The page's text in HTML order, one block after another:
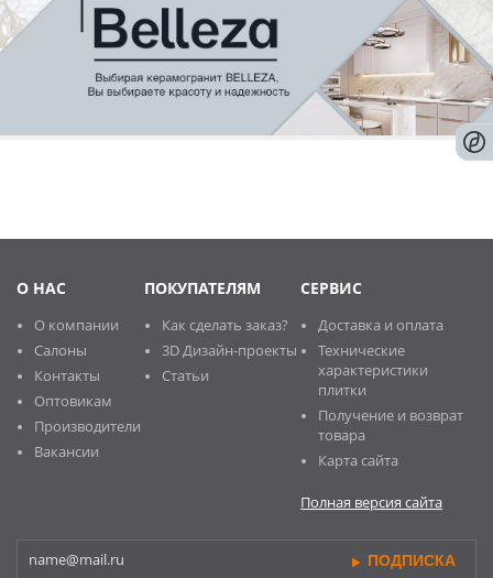
О НАС
О компании
Салоны
Контакты
Оптовикам
Производители
Вакансии
ПОКУПАТЕЛЯМ
Как сделать заказ?
3D Дизайн-проекты
Статьи
СЕРВИС
Доставка и оплата
Технические
характеристики
плитки
Получение и возврат
товара
Карта сайта
Полная версия сайта
ПОДПИСКА